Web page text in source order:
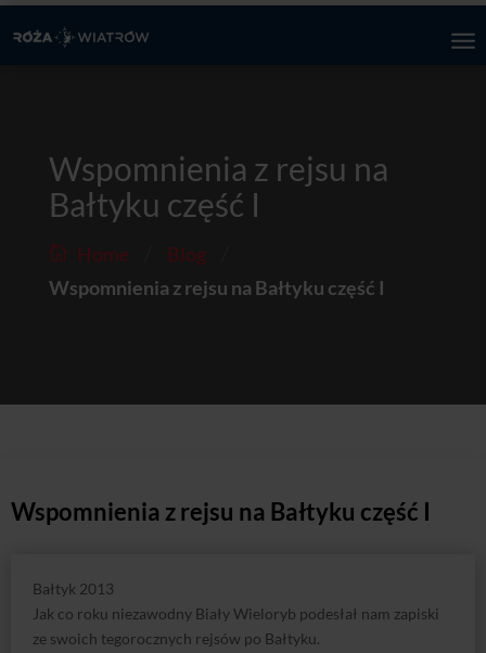
Wspomnienia z rejsu na
Bałtyku część I
Home Blog
Wspomnienia z rejsu na Bałtyku część I
Wspomnienia z rejsu na Bałtyku część I
Bałtyk 2013
Jak co roku niezawodny Biały Wieloryb podesłał nam zapiski
ze swoich tegorocznych rejsów po Bałtyku.